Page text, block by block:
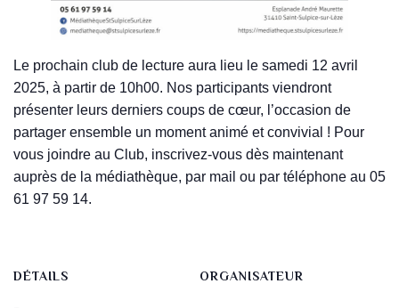
Le prochain club de lecture aura lieu le samedi 12 avril
2025, à partir de 10h00. Nos participants viendront
présenter leurs derniers coups de cœur, l’occasion de
partager ensemble un moment animé et convivial ! Pour
vous joindre au Club, inscrivez-vous dès maintenant
auprès de la médiathèque, par mail ou par téléphone au 05
61 97 59 14.
DÉTAILS ORGANISATEUR